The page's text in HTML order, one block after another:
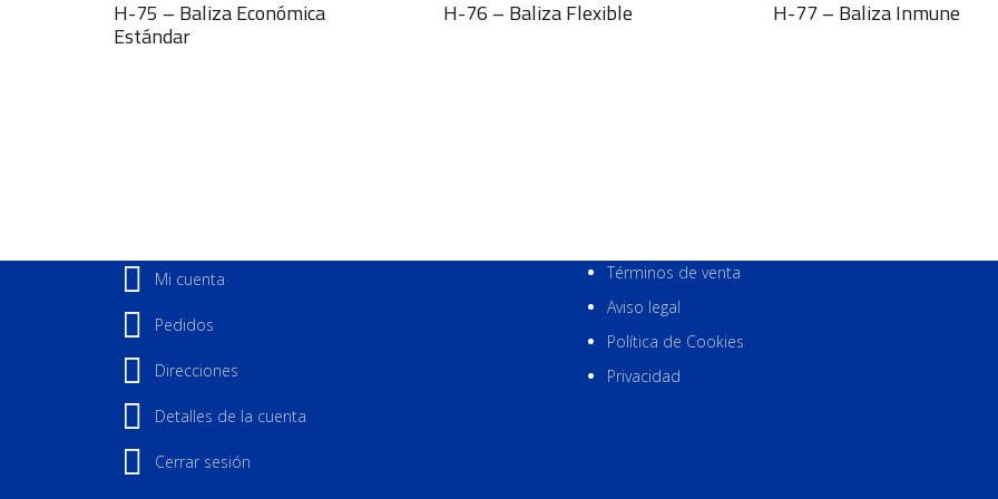
H-75 – Baliza Económica
Estándar
H-76 – Baliza Flexible H-77 – Baliza Inmune
Mi cuenta
Pedidos
Direcciones
Detalles de la cuenta
Cerrar sesión
Términos de venta
Aviso legal
Política de Cookies
Privacidad